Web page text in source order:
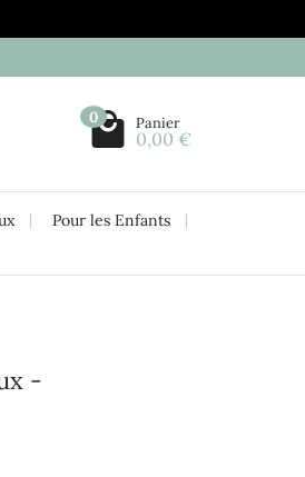
0 Panier
0,00 €
Pour les Enfants
-